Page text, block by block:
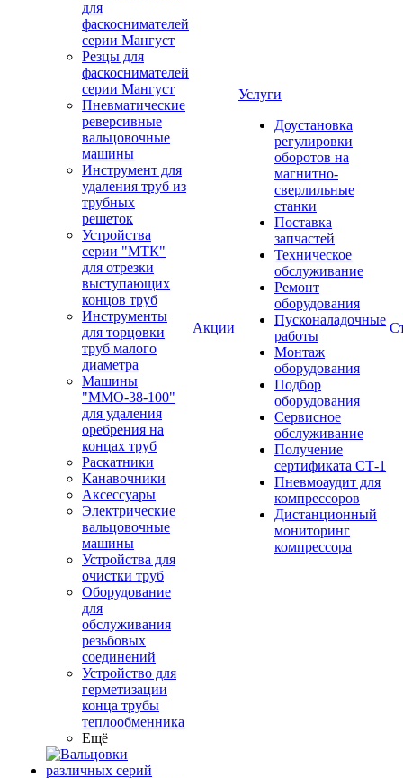
для
фаскоснимателей
серии Мангуст
Резцы для
фаскоснимателей
серии Мангуст
Пневматические
реверсивные
вальцовочные
машины
Инструмент для
удаления труб из
трубных
решеток
Устройства
серии "МТК"
для отрезки
выступающих
концов труб
Инструменты
для торцовки
труб малого
диаметра
Машины
"ММО-38-100"
для удаления
оребрения на
концах труб
Раскатники
Канавочники
Аксессуары
Электрические
вальцовочные
машины
Устройства для
очистки труб
Оборудование
для
обслуживания
резьбовых
соединений
Устройство для
герметизации
конца трубы
теплообменника
Ещё
Акции
Услуги
Доустановка
регулировки
оборотов на
магнитно-
сверлильные
станки
Поставка
запчастей
Техническое
обслуживание
Ремонт
оборудования
Пусконаладочные
работы
Монтаж
оборудования
Подбор
оборудования
Сервисное
обслуживание
Получение
сертификата СТ-1
Пневмоаудит для
компрессоров
Дистанционный
мониторинг
компрессора